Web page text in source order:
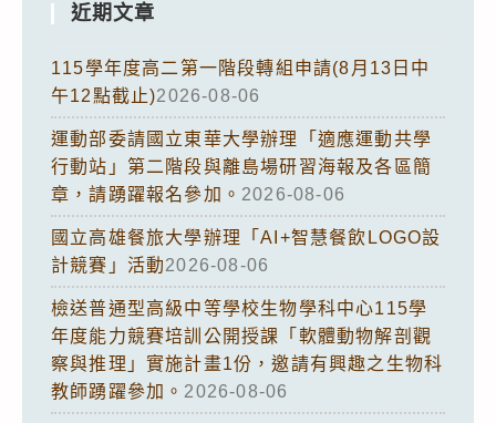
近期文章
115學年度高二第一階段轉組申請(8月13日中
午12點截止)2026-08-06
運動部委請國立東華大學辦理「適應運動共學
行動站」第二階段與離島場研習海報及各區簡
章，請踴躍報名參加。 2026-08-06
國立高雄餐旅大學辦理「AI+智慧餐飲LOGO設
計競賽」活動2026-08-06
檢送普通型高級中等學校生物學科中心115學
年度能力競賽培訓公開授課「軟體動物解剖觀
察與推理」實施計畫1份，邀請有興趣之生物科
教師踴躍參加。 2026-08-06